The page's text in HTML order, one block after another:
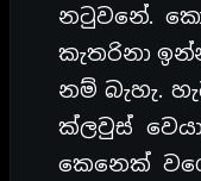
නටුවනේ.
කැතරිනා
නම් බැහැ.
ක්ලවුස්
කෙනෙක්